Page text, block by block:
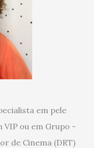
em pele
VIP ou em Grupo -
de Cinema (DRT)